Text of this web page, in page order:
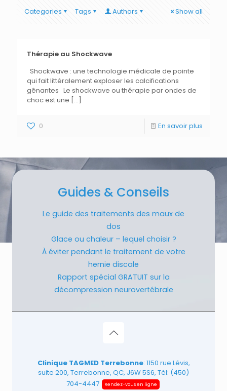
Categories Tags Authors Show all
Thérapie au Shockwave
Shockwave : une technologie médicale de pointe
qui fait littéralement exploser les calcifications
gênantes Le shockwave ou thérapie par ondes de
choc est une […]
0 En savoir plus
Guides & Conseils
Le guide des traitements des maux de
dos
Glace ou chaleur – lequel choisir ?
À éviter pendant le traitement de votre
hernie discale
Rapport spécial GRATUIT sur la
décompression neurovertébrale
Clinique TAGMED Terrebonne: 1150 rue Lévis,
suite 200, Terrebonne, QC, J6W 5S6, Tél: (450)
704-4447
Rendez-vous en ligne